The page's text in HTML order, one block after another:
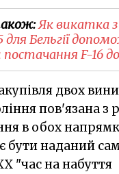
Як викатка з
для Бельгії
F-16
двох
пов'язана з
в обох
бути наданий
"час на набуття